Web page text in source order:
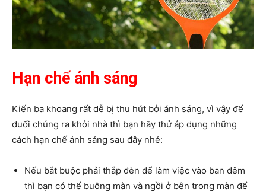
Hạn chế ánh sáng
Kiến ba khoang rất dễ bị thu hút bởi ánh sáng, vì vậy để
đuổi chúng ra khỏi nhà thì bạn hãy thử áp dụng những
cách hạn chế ánh sáng sau đây nhé:
Nếu bắt buộc phải thắp đèn để làm việc vào ban đêm
thì bạn có thể buông màn và ngồi ở bên trong màn để